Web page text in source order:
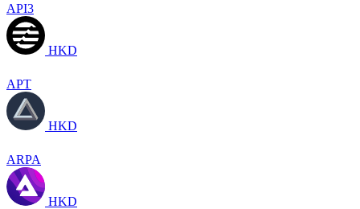
API3
HKD
APT
HKD
ARPA
HKD